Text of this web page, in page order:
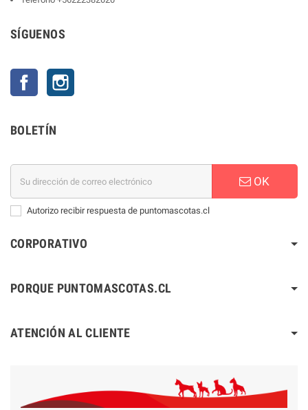
SÍGUENOS
Facebook
BOLETÍN
OK
Autorizo recibir respuesta de puntomascotas.cl
CORPORATIVO
PORQUE PUNTOMASCOTAS.CL
ATENCIÓN AL CLIENTE